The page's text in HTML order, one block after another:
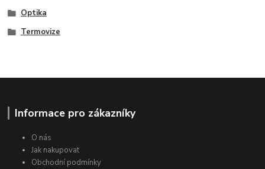
Optika
Termovize
Informace pro zákazníky
O nás
Jak nakupovat
Obchodní podmínky